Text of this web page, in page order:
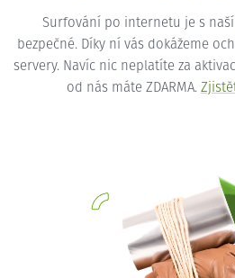
Surfování po internetu je s
bezpečné. Díky ní vás dokážeme
servery. Navíc nic neplatíte za
od nás máte ZDARMA.